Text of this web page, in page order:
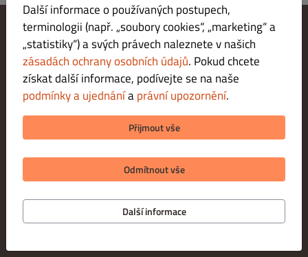
Změnit nastavení souborů cookie
Kontaktuj nás
Zásady ochrany osobních údajů
Podmínky a ujednání
Právní upozornění
METODY PLATBY PŘI DORUČENÍ
METODY PLATBY PŘI VYZVEDNUTÍ
Další informace o používaných postupech,
terminologii (např. „soubory cookies“, „marketing“ a
„statistiky“) a svých právech naleznete v našich
zásadách ochrany osobních údajů. Pokud chcete
získat další informace, podívejte se na naše
podmínky a ujednáníaprávní upozornění.
Přijmout vše
Odmítnout vše
Další informace